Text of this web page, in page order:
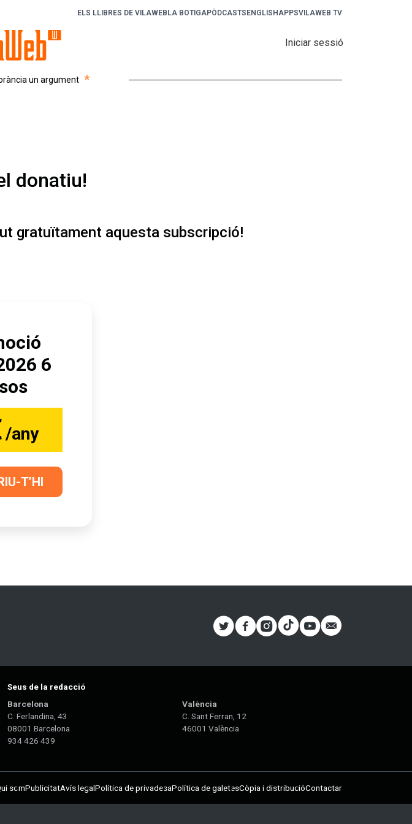
ELS LLIBRES DE VILAWEB LA BOTIGAPÒDCASTS ENGLISHAPPSVILAWEB TV
un argument *
Iniciar sessió
donatiu!
gratuïtament aquesta subscripció!
6
/any
T’HI
Seus de la redacció
Barcelona
C. Ferlandina, 43
08001 Barcelona
934 426 439
València
C. Sant Ferran, 12
46001 València
somPublicitatAvís legalPolítica de privadesaPolítica de galetesCòpia i distribucióContactar